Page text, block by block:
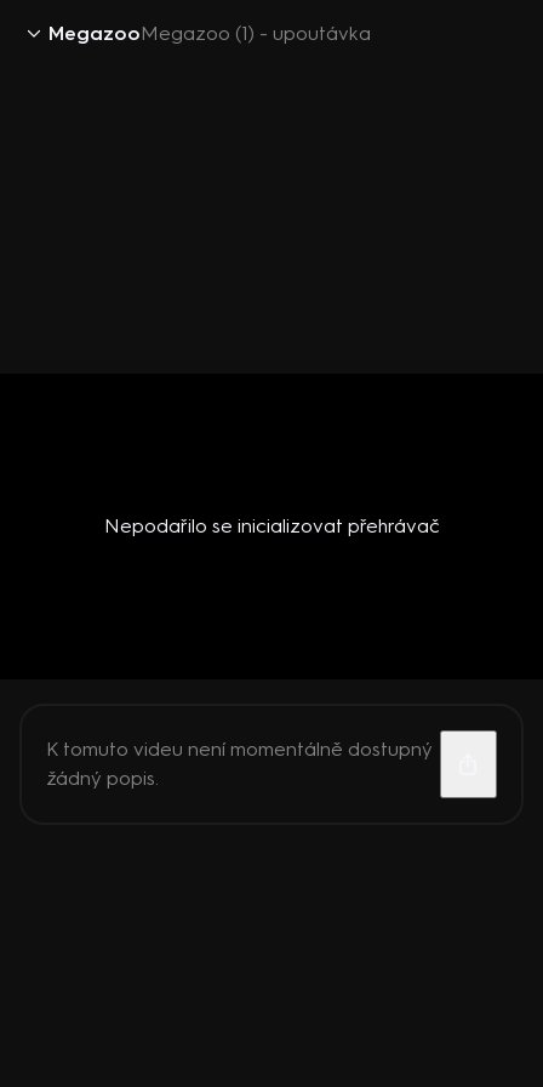
MegazooMegazoo (1) - upoutávka
Nepodařilo se inicializovat přehrávač
K tomuto videu není momentálně dostupný
žádný popis.